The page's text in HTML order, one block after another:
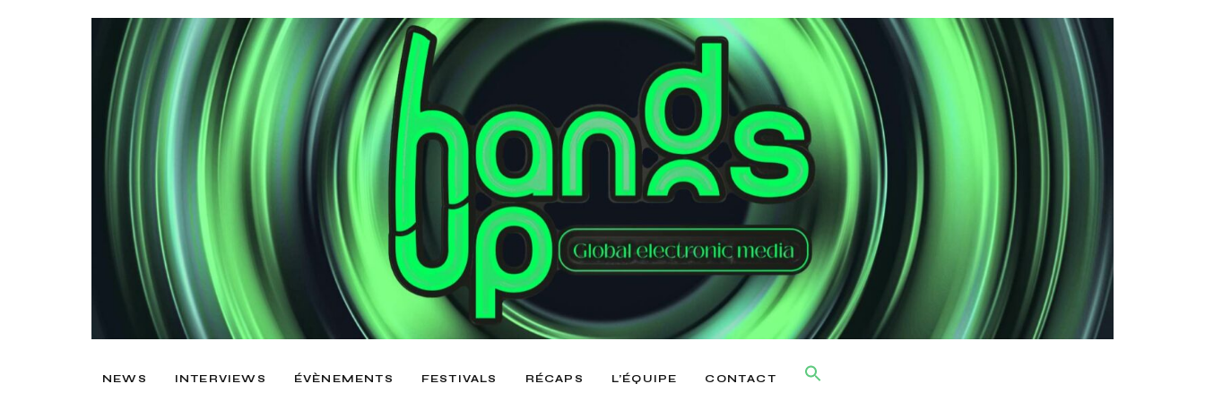
NEWS INTERVIEWS ÉVÈNEMENTS FESTIVALS RÉCAPS L’ÉQUIPE CONTACT